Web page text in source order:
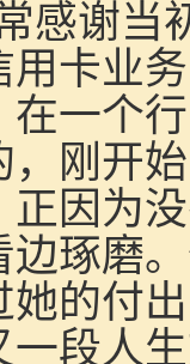
感谢当
用卡业
在一个
，刚开
正因为
边琢磨
她的付
一段人